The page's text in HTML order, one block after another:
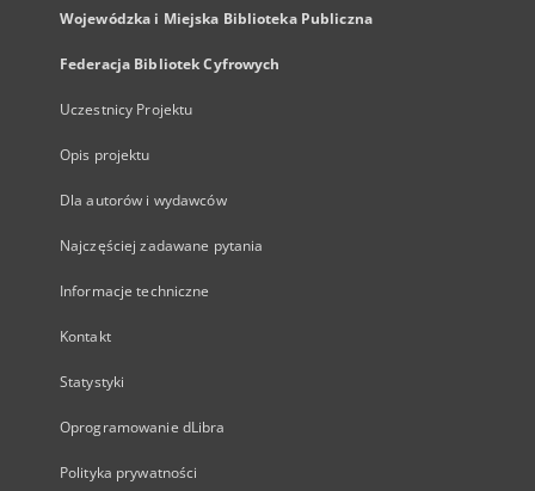
Wojewódzka i Miejska Biblioteka Publiczna
Federacja Bibliotek Cyfrowych
Uczestnicy Projektu
Opis projektu
Dla autorów i wydawców
Najczęściej zadawane pytania
Informacje techniczne
Kontakt
Statystyki
Oprogramowanie dLibra
Polityka prywatności